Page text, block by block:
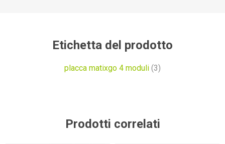
Etichetta del prodotto
placca matixgo 4 moduli (3)
Prodotti correlati